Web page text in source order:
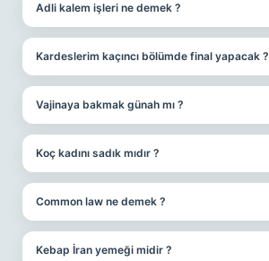
Adli kalem işleri ne demek ?
Kardeslerim kaçıncı bölümde final yapacak ?
Vajinaya bakmak günah mı ?
Koç kadını sadık mıdır ?
Common law ne demek ?
Kebap İran yemeği midir ?